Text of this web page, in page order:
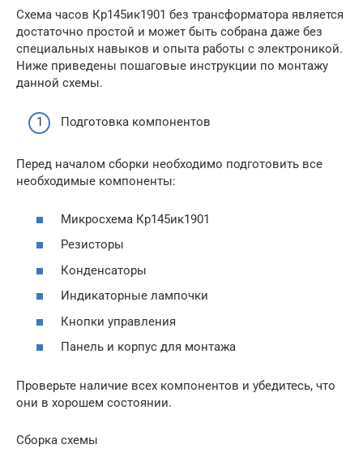
Схема часов Кр145ик1901 без трансформатора является
достаточно простой и может быть собрана даже без
специальных навыков и опыта работы с электроникой.
Ниже приведены пошаговые инструкции по монтажу
данной схемы.
Подготовка компонентов
Перед началом сборки необходимо подготовить все
необходимые компоненты:
Микросхема Кр145ик1901
Резисторы
Конденсаторы
Индикаторные лампочки
Кнопки управления
Панель и корпус для монтажа
Проверьте наличие всех компонентов и убедитесь, что
они в хорошем состоянии.
Сборка схемы